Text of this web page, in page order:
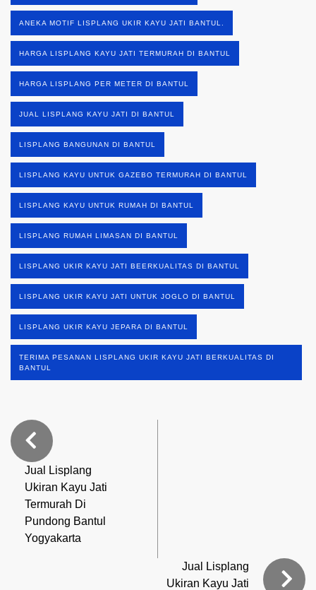
ANEKA MOTIF LISPLANG UKIR KAYU JATI BANTUL.
HARGA LISPLANG KAYU JATI TERMURAH DI BANTUL
HARGA LISPLANG PER METER DI BANTUL
JUAL LISPLANG KAYU JATI DI BANTUL
LISPLANG BANGUNAN DI BANTUL
LISPLANG KAYU UNTUK GAZEBO TERMURAH DI BANTUL
LISPLANG KAYU UNTUK RUMAH DI BANTUL
LISPLANG RUMAH LIMASAN DI BANTUL
LISPLANG UKIR KAYU JATI BEERKUALITAS DI BANTUL
LISPLANG UKIR KAYU JATI UNTUK JOGLO DI BANTUL
LISPLANG UKIR KAYU JEPARA DI BANTUL
TERIMA PESANAN LISPLANG UKIR KAYU JATI BERKUALITAS DI
BANTUL
Jual Lisplang
Ukiran Kayu Jati
Termurah Di
Pundong Bantul
Yogyakarta
Jual Lisplang
Ukiran Kayu Jati